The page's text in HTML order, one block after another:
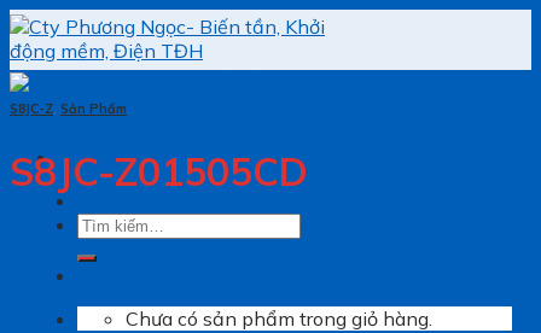
Skip
to
content
Tìm
Chưa có sản phẩm trong giỏ hàng.
S8JC-Z, Sản Phẩm
S8JC-Z01505CD